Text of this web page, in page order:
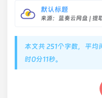
默认标题
来源：蓝奏云网盘 | 提
本文共 251个字数，平
时0分11秒。